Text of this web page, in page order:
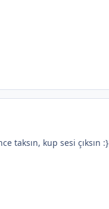
taksın, kup sesi çıksın :}